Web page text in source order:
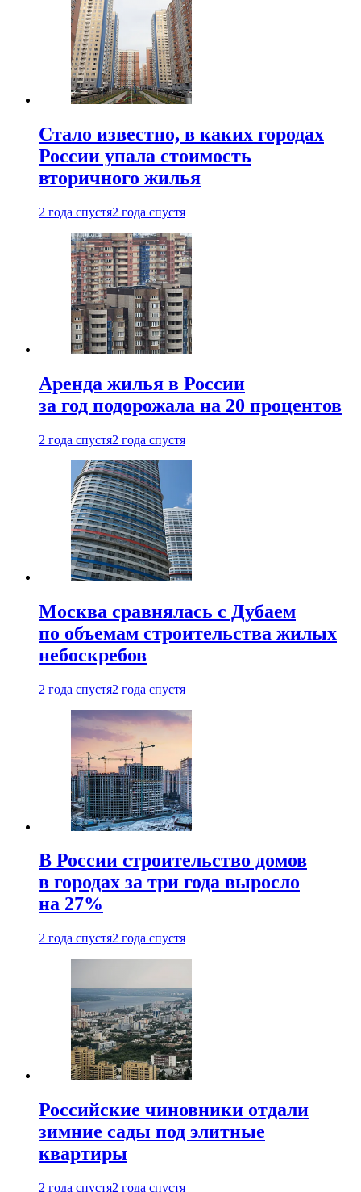
Стало известно, в каких городах
России упала стоимость
вторичного жилья
2 года спустя2 года спустя
Аренда жилья в России
за год подорожала на 20 процентов
2 года спустя2 года спустя
Москва сравнялась с Дубаем
по объемам строительства жилых
небоскребов
2 года спустя2 года спустя
В России строительство домов
в городах за три года выросло
на 27%
2 года спустя2 года спустя
Российские чиновники отдали
зимние сады под элитные
квартиры
2 года спустя2 года спустя